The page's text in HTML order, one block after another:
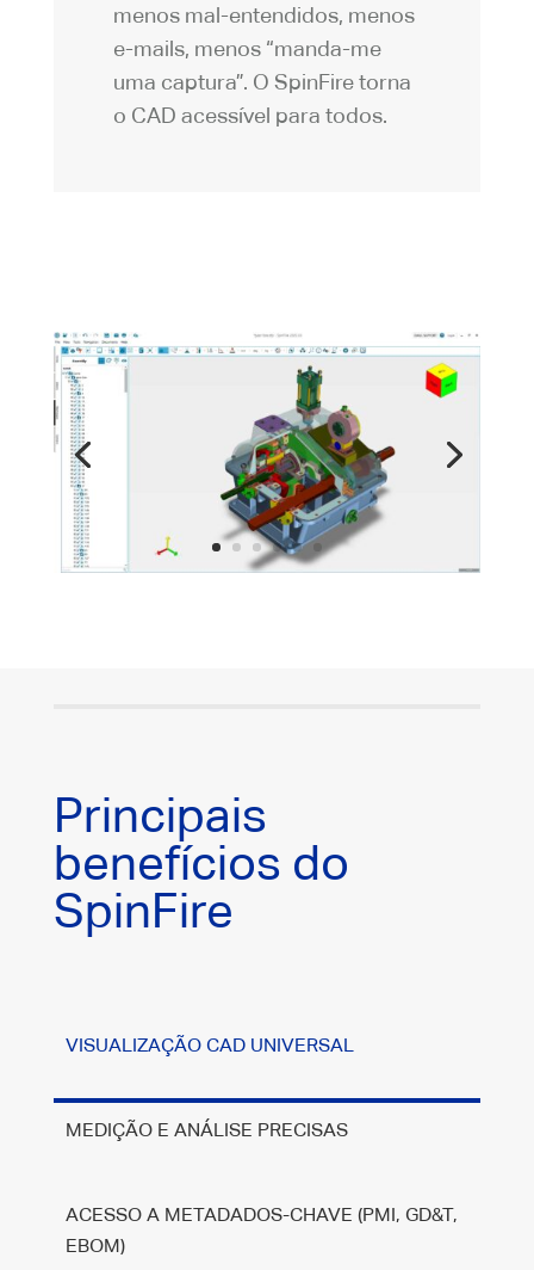
menos mal-entendidos, menos
e-mails, menos “manda-me
uma captura”. O SpinFire torna
o CAD acessível para todos.
Principais
benefícios do
SpinFire
VISUALIZAÇÃO CAD UNIVERSAL
MEDIÇÃO E ANÁLISE PRECISAS
ACESSO A METADADOS-CHAVE (PMI, GD&T,
EBOM)